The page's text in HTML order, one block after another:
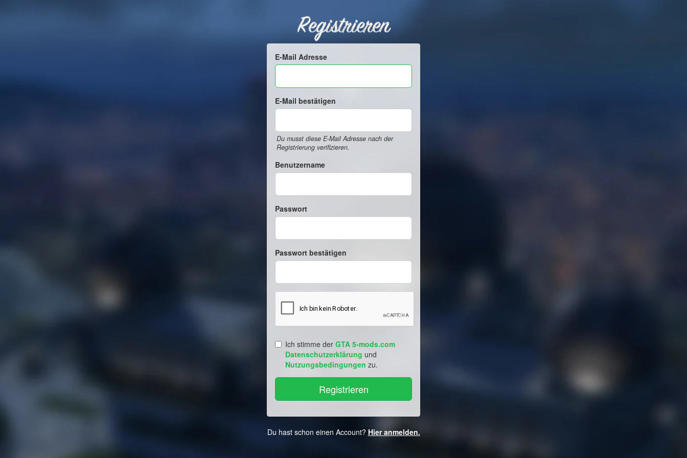
Registrieren
E-Mail Adresse
E-Mail bestätigen
Du musst diese E-Mail Adresse nach der
Registrierung verifizieren.
Benutzername
Passwort
Passwort bestätigen
Ich stimme der GTA 5-mods.com
Datenschutzerklärung und
Nutzungsbedingungen zu.
Du hast schon einen Account? Hier anmelden.